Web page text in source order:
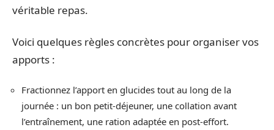
véritable repas.
Voici quelques règles concrètes pour organiser vos
apports :
Fractionnez l’apport en glucides tout au long de la
journée : un bon petit-déjeuner, une collation avant
l’entraînement, une ration adaptée en post-effort.